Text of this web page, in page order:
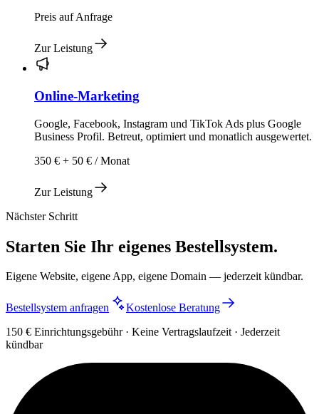
Preis auf Anfrage
Zur Leistung
Online-Marketing
Google, Facebook, Instagram und TikTok Ads plus Google
Business Profil. Betreut, optimiert und monatlich ausgewertet.
350 € + 50 € / Monat
Zur Leistung
Nächster Schritt
Starten Sie Ihr eigenes Bestellsystem.
Eigene Website, eigene App, eigene Domain — jederzeit kündbar.
Bestellsystem anfragen
Kostenlose Beratung
150 € Einrichtungsgebühr · Keine Vertragslaufzeit · Jederzeit
kündbar